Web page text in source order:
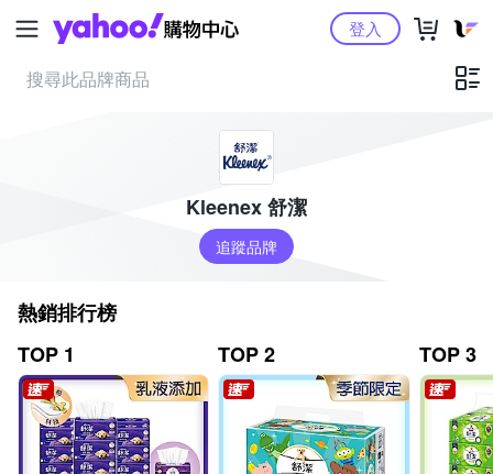
Yahoo購物中心登入
Kleenex 舒潔
追蹤品牌
熱銷排行榜
TOP 1
TOP 2 TOP 3